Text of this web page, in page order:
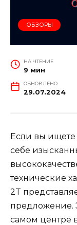
ОБЗОРЫ
НА ЧТЕНИЕ
9 мин
ОБНОВЛЕНО
29.07.2024
Если вы ищете
себе
технические
2T
предложение.
самом центре